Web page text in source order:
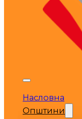
Насловна
Општини